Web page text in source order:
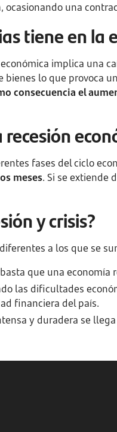
ocasionando una
tiene en la
implica una
bienes lo que provoca
consecuencia el
fases del ciclo
meses. Si se extiende
y crisis?
a los que se
basta que una economía
las dificultades
financiera del país.
y duradera se